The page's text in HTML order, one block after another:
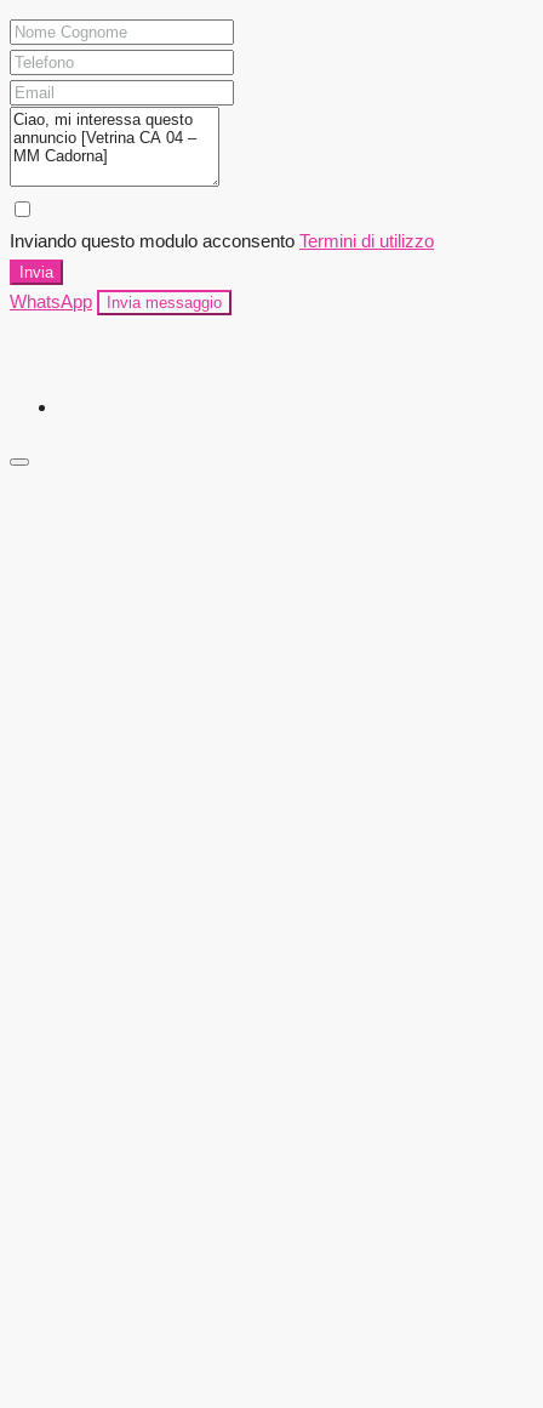
Inviando questo modulo acconsento Termini di utilizzo
Invia
WhatsApp Invia messaggio